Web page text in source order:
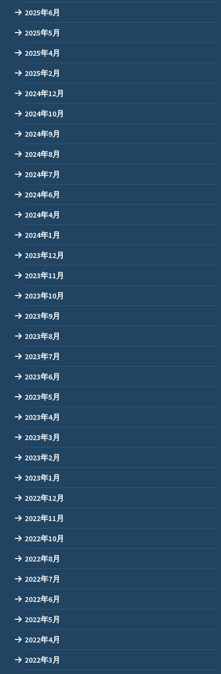
2025年6月
2025年5月
2025年4月
2025年2月
2024年12月
2024年10月
2024年9月
2024年8月
2024年7月
2024年6月
2024年4月
2024年1月
2023年12月
2023年11月
2023年10月
2023年9月
2023年8月
2023年7月
2023年6月
2023年5月
2023年4月
2023年3月
2023年2月
2023年1月
2022年12月
2022年11月
2022年10月
2022年8月
2022年7月
2022年6月
2022年5月
2022年4月
2022年3月